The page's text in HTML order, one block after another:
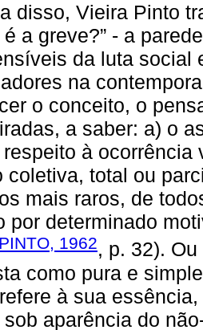
disso, Vieira Pinto
é a greve?” - a
da luta social
na
o conceito, o
a saber: a) o
à ocorrência
coletiva, total ou
mais raros, de
por determinado
1962, p. 32).
como pura e
à sua
aparência do